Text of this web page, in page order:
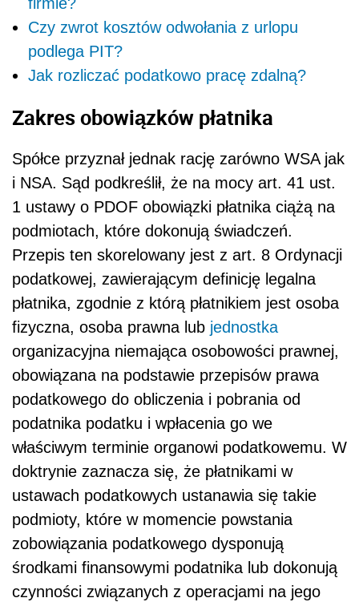
Czy zwrot kosztów odwołania z urlopu
podlega PIT?
Jak rozliczać podatkowo pracę zdalną?
Zakres obowiązków płatnika
Spółce przyznał jednak rację zarówno WSA jak
i NSA. Sąd podkreślił, że na mocy art. 41 ust.
1 ustawy o PDOF obowiązki płatnika ciążą na
podmiotach, które dokonują świadczeń.
Przepis ten skorelowany jest z art. 8 Ordynacji
podatkowej, zawierającym definicję legalna
płatnika, zgodnie z którą płatnikiem jest osoba
fizyczna, osoba prawna lub jednostka
organizacyjna niemająca osobowości prawnej,
obowiązana na podstawie przepisów prawa
podatkowego do obliczenia i pobrania od
podatnika podatku i wpłacenia go we
właściwym terminie organowi podatkowemu. W
doktrynie zaznacza się, że płatnikami w
ustawach podatkowych ustanawia się takie
podmioty, które w momencie powstania
zobowiązania podatkowego dysponują
środkami finansowymi podatnika lub dokonują
czynności związanych z operacjami na jego